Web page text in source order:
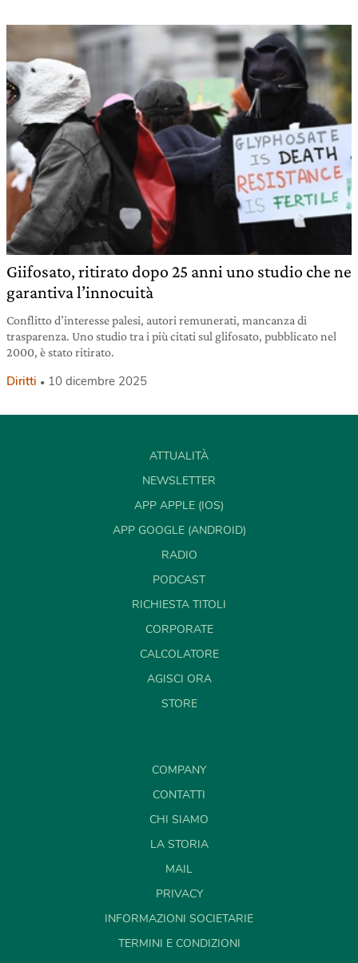
Giifosato, ritirato dopo 25 anni uno studio che ne
garantiva l’innocuità
Conflitto d’interesse palesi, autori remunerati, mancanza di
trasparenza. Uno studio tra i più citati sul glifosato, pubblicato nel
2000, è stato ritirato.
Diritti 10 dicembre 2025
ATTUALITÀ
NEWSLETTER
APP APPLE (IOS)
APP GOOGLE (ANDROID)
RADIO
PODCAST
RICHIESTA TITOLI
CORPORATE
CALCOLATORE
AGISCI ORA
STORE
COMPANY
CONTATTI
CHI SIAMO
LA STORIA
MAIL
PRIVACY
INFORMAZIONI SOCIETARIE
TERMINI E CONDIZIONI